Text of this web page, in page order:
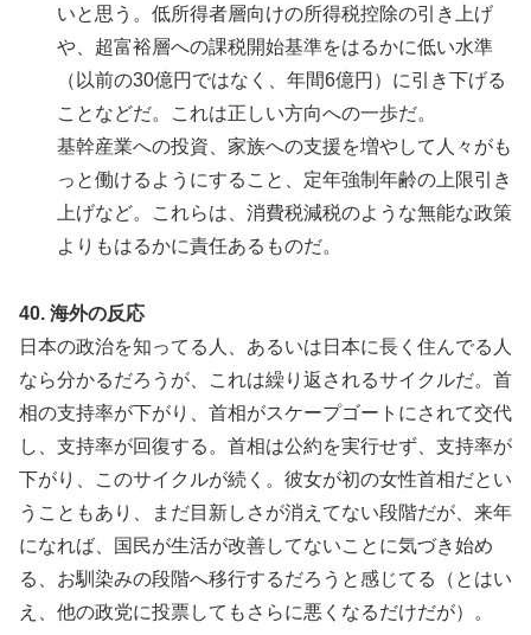
いと思う。低所得者層向けの所得税控除の引き上げ
や、超富裕層への課税開始基準をはるかに低い水準
（以前の30億円ではなく、年間6億円）に引き下げる
ことなどだ。これは正しい方向への一歩だ。
基幹産業への投資、家族への支援を増やして人々がも
っと働けるようにすること、定年強制年齢の上限引き
上げなど。これらは、消費税減税のような無能な政策
よりもはるかに責任あるものだ。
40. 海外の反応
日本の政治を知ってる人、あるいは日本に長く住んでる人
なら分かるだろうが、これは繰り返されるサイクルだ。首
相の支持率が下がり、首相がスケープゴートにされて交代
し、支持率が回復する。首相は公約を実行せず、支持率が
下がり、このサイクルが続く。彼女が初の女性首相だとい
うこともあり、まだ目新しさが消えてない段階だが、来年
になれば、国民が生活が改善してないことに気づき始め
る、お馴染みの段階へ移行するだろうと感じてる（とはい
え、他の政党に投票してもさらに悪くなるだけだが）。